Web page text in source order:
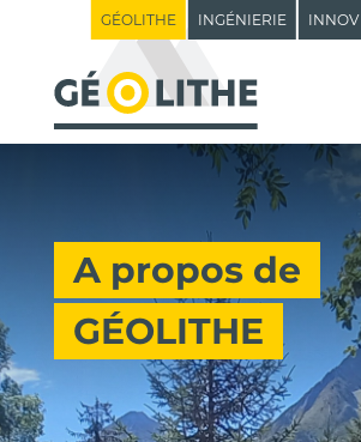
INNOV
INGÉNIERIE
GÉOLITHE
A propos de
GÉOLITHE